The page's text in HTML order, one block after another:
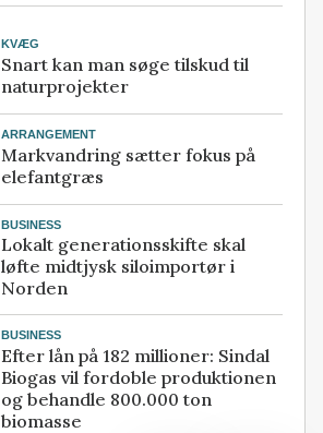
KVÆG
Snart kan man søge tilskud til
naturprojekter
ARRANGEMENT
Markvandring sætter fokus på
elefantgræs
BUSINESS
Lokalt generationsskifte skal
løfte midtjysk siloimportør i
Norden
BUSINESS
Efter lån på 182 millioner: Sindal
Biogas vil fordoble produktionen
og behandle 800.000 ton
biomasse